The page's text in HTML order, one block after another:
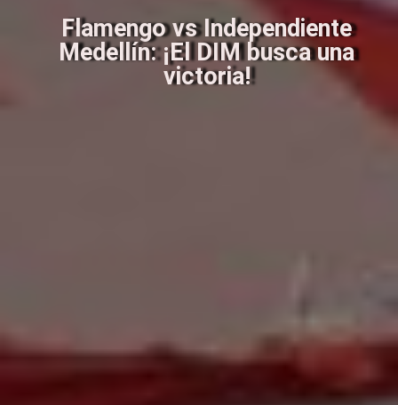
Flamengo vs Independiente
Medellín: ¡El DIM busca una
victoria!